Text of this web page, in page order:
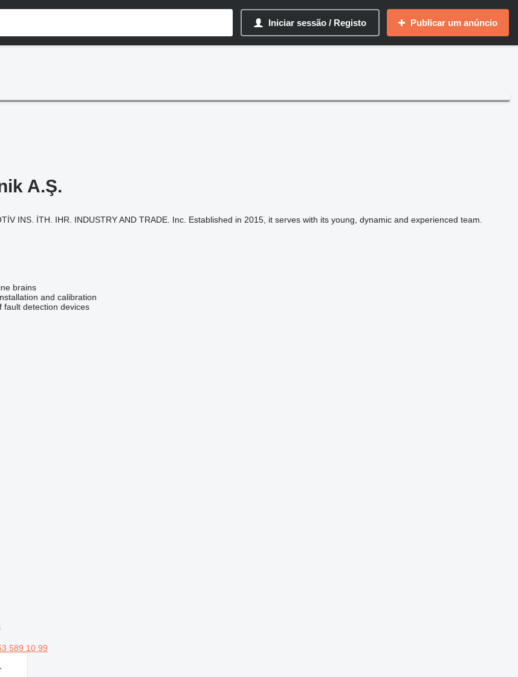
Iniciar sessão / Registo Publicar um anúncio
A.Ş.
INS. İTH. IHR. INDUSTRY AND TRADE. Inc. Established in 2015, it serves with its young, dynamic and experienced team.
brains
and calibration
fault detection devices
589 10 99